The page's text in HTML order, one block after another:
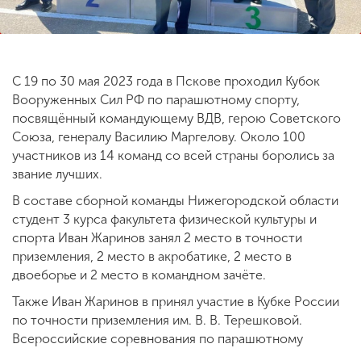
Приемная
комиссия
+7 (831) 262-26-20
С 19 по 30 мая 2023 года в Пскове проходил Кубок
Вооруженных Сил РФ по парашютному спорту,
посвящённый командующему ВДВ, герою Советского
Союза, генералу Василию Маргелову. Около 100
участников из 14 команд со всей страны боролись за
звание лучших.
В составе сборной команды Нижегородской области
студент 3 курса факультета физической культуры и
спорта Иван Жаринов занял 2 место в точности
приземления, 2 место в акробатике, 2 место в
двоеборье и 2 место в командном зачёте.
Также Иван Жаринов в принял участие в Кубке России
по точности приземления им. В. В. Терешковой.
Всероссийские соревнования по парашютному